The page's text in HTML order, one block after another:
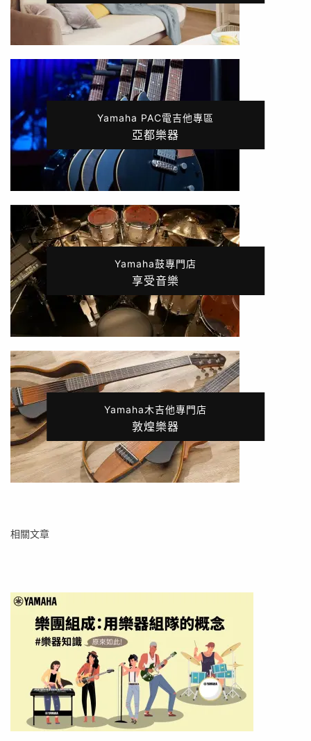
Yamaha PAC電吉他專區
亞都樂器
Yamaha鼓專門店
享受音樂
Yamaha木吉他專門店
敦煌樂器
相關文章